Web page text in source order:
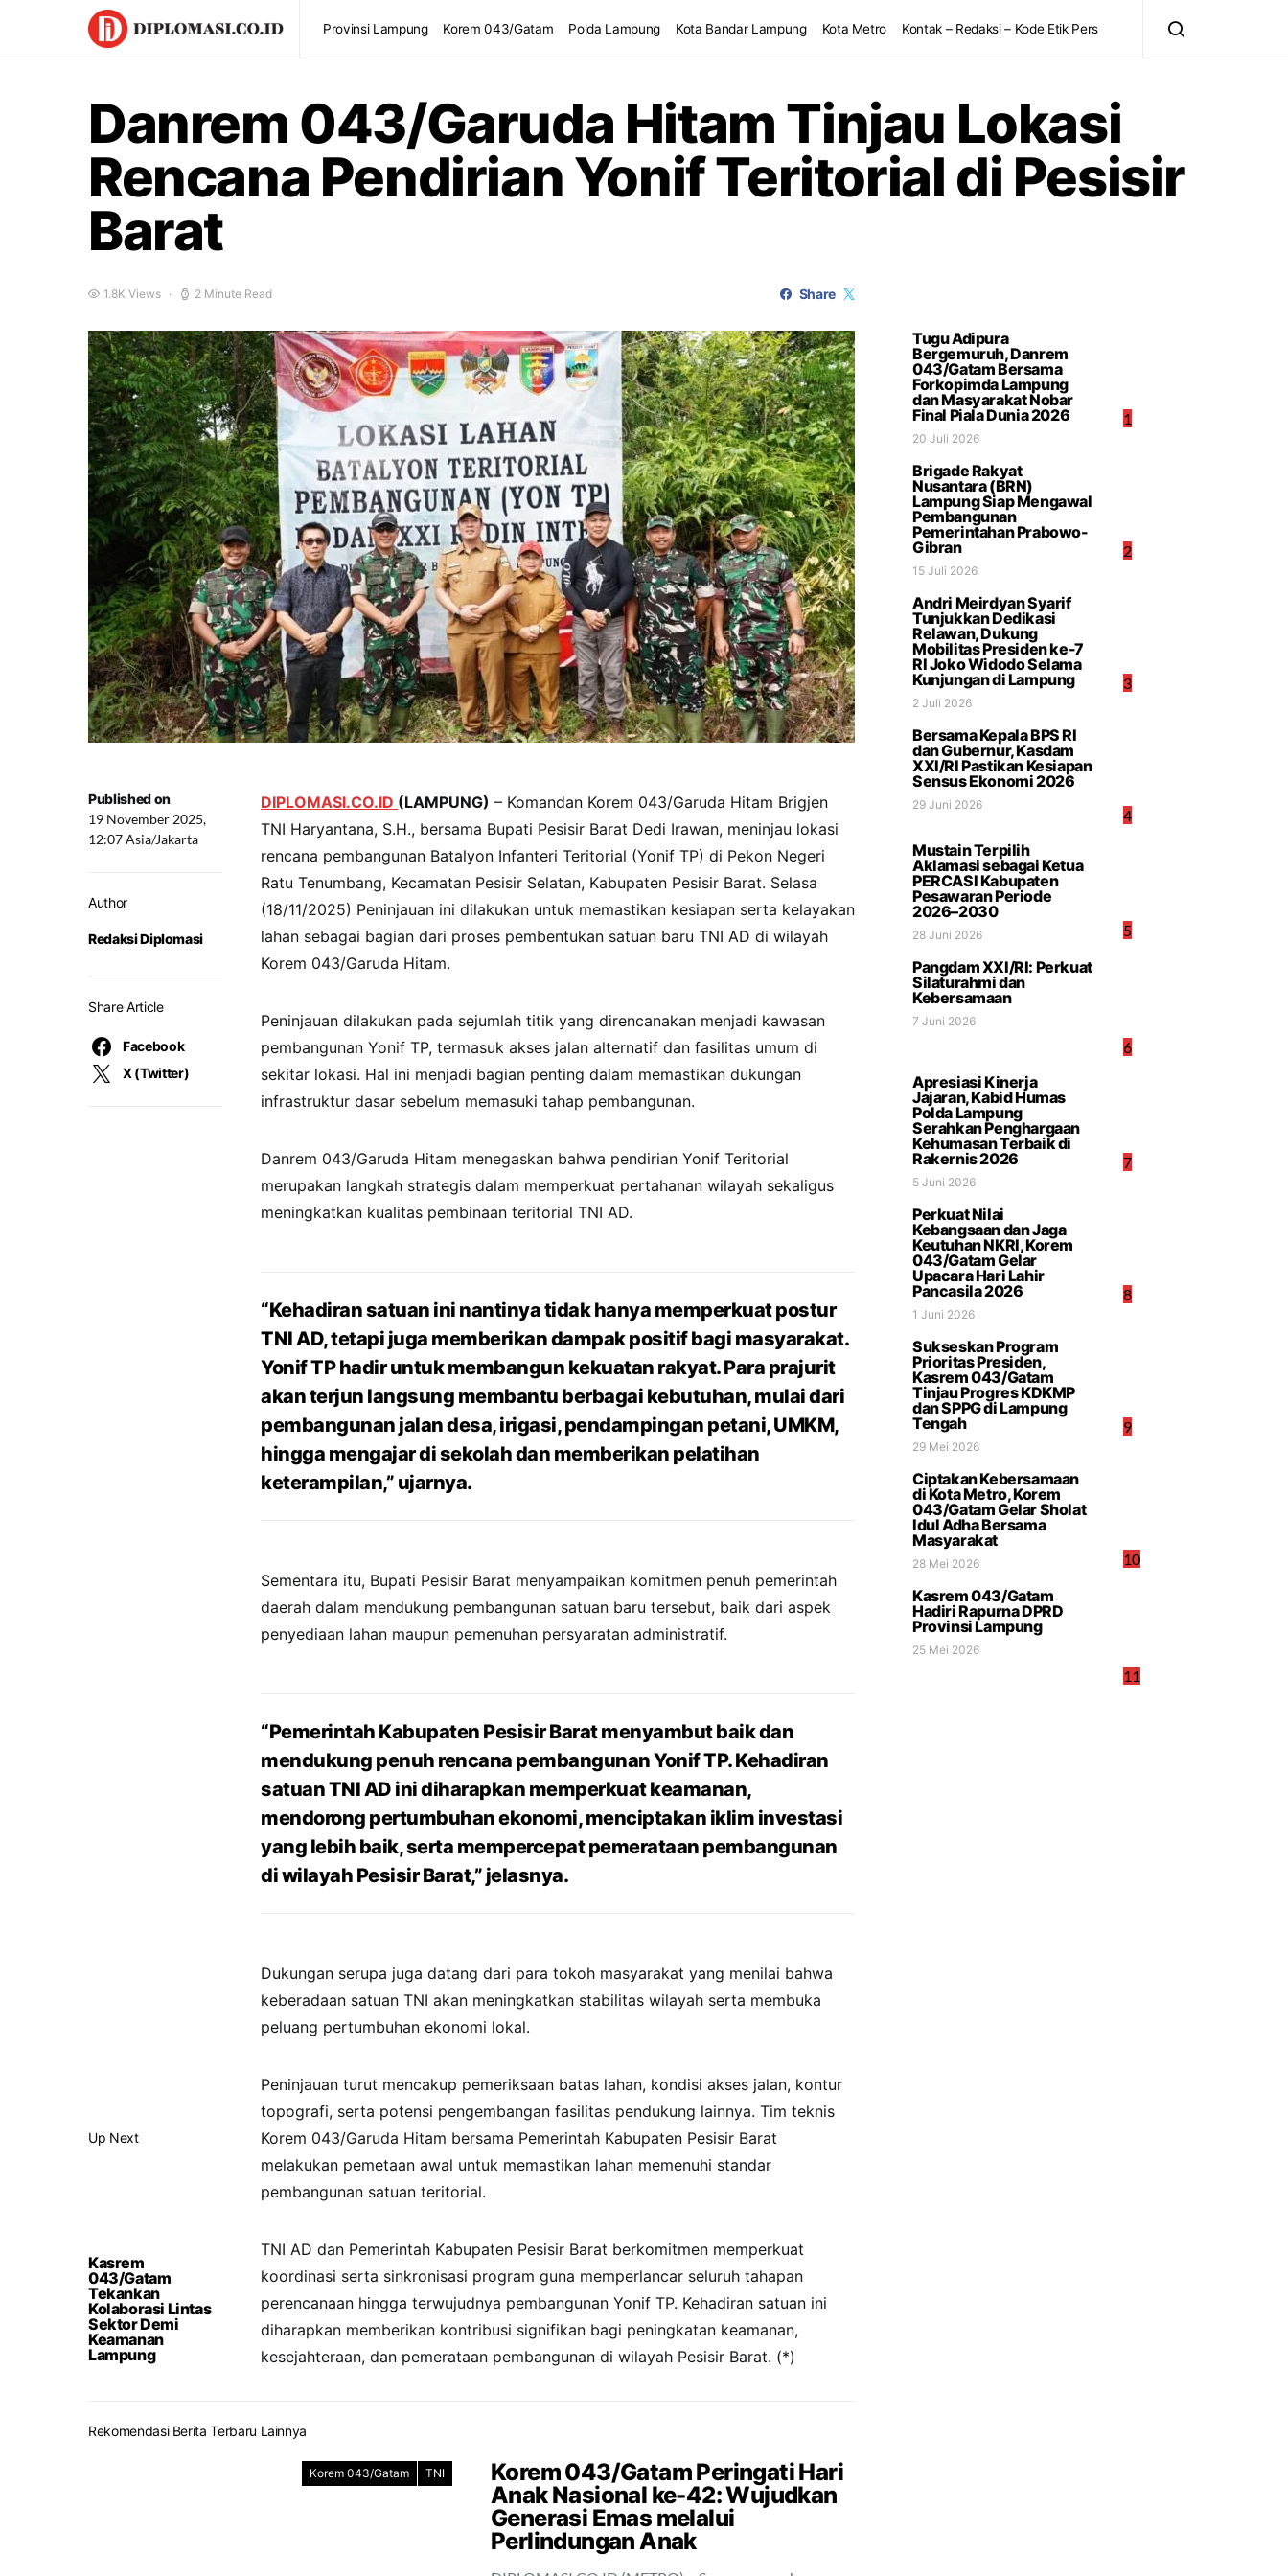
Provinsi Lampung Korem 043/Gatam Polda Lampung Kota Bandar Lampung Kota Metro Kontak – Redaksi – Kode Etik Pers
Danrem 043/Garuda Hitam Tinjau Lokasi
Rencana Pendirian Yonif Teritorial di Pesisir
Barat
1.8K Views 2 Minute Read Share
Up Next
Kasrem
043/Gatam
Tekankan
Kolaborasi Lintas
Sektor Demi
Keamanan
Lampung
Published on
19 November 2025,
12:07 Asia/Jakarta
Author
Redaksi Diplomasi
Share Article
Facebook
X (Twitter)
DIPLOMASI.CO.ID (LAMPUNG) – Komandan Korem 043/Garuda Hitam Brigjen
TNI Haryantana, S.H., bersama Bupati Pesisir Barat Dedi Irawan, meninjau lokasi
rencana pembangunan Batalyon Infanteri Teritorial (Yonif TP) di Pekon Negeri
Ratu Tenumbang, Kecamatan Pesisir Selatan, Kabupaten Pesisir Barat. Selasa
(18/11/2025) Peninjauan ini dilakukan untuk memastikan kesiapan serta kelayakan
lahan sebagai bagian dari proses pembentukan satuan baru TNI AD di wilayah
Korem 043/Garuda Hitam.
Peninjauan dilakukan pada sejumlah titik yang direncanakan menjadi kawasan
pembangunan Yonif TP, termasuk akses jalan alternatif dan fasilitas umum di
sekitar lokasi. Hal ini menjadi bagian penting dalam memastikan dukungan
infrastruktur dasar sebelum memasuki tahap pembangunan.
Danrem 043/Garuda Hitam menegaskan bahwa pendirian Yonif Teritorial
merupakan langkah strategis dalam memperkuat pertahanan wilayah sekaligus
meningkatkan kualitas pembinaan teritorial TNI AD.
“Kehadiran satuan ini nantinya tidak hanya memperkuat postur
TNI AD, tetapi juga memberikan dampak positif bagi masyarakat.
Yonif TP hadir untuk membangun kekuatan rakyat. Para prajurit
akan terjun langsung membantu berbagai kebutuhan, mulai dari
pembangunan jalan desa, irigasi, pendampingan petani, UMKM,
hingga mengajar di sekolah dan memberikan pelatihan
keterampilan,” ujarnya.
Sementara itu, Bupati Pesisir Barat menyampaikan komitmen penuh pemerintah
daerah dalam mendukung pembangunan satuan baru tersebut, baik dari aspek
penyediaan lahan maupun pemenuhan persyaratan administratif.
“Pemerintah Kabupaten Pesisir Barat menyambut baik dan
mendukung penuh rencana pembangunan Yonif TP. Kehadiran
satuan TNI AD ini diharapkan memperkuat keamanan,
mendorong pertumbuhan ekonomi, menciptakan iklim investasi
yang lebih baik, serta mempercepat pemerataan pembangunan
di wilayah Pesisir Barat,” jelasnya.
Dukungan serupa juga datang dari para tokoh masyarakat yang menilai bahwa
keberadaan satuan TNI akan meningkatkan stabilitas wilayah serta membuka
peluang pertumbuhan ekonomi lokal.
Peninjauan turut mencakup pemeriksaan batas lahan, kondisi akses jalan, kontur
topografi, serta potensi pengembangan fasilitas pendukung lainnya. Tim teknis
Korem 043/Garuda Hitam bersama Pemerintah Kabupaten Pesisir Barat
melakukan pemetaan awal untuk memastikan lahan memenuhi standar
pembangunan satuan teritorial.
TNI AD dan Pemerintah Kabupaten Pesisir Barat berkomitmen memperkuat
koordinasi serta sinkronisasi program guna memperlancar seluruh tahapan
perencanaan hingga terwujudnya pembangunan Yonif TP. Kehadiran satuan ini
diharapkan memberikan kontribusi signifikan bagi peningkatan keamanan,
kesejahteraan, dan pemerataan pembangunan di wilayah Pesisir Barat. (*)
Rekomendasi Berita Terbaru Lainnya
Korem 043/Gatam TNI
Korem 043/Gatam Peringati Hari
Anak Nasional ke-42: Wujudkan
Generasi Emas melalui
Perlindungan Anak
1
Tugu Adipura
Bergemuruh, Danrem
043/Gatam Bersama
Forkopimda Lampung
dan Masyarakat Nobar
Final Piala Dunia 2026
20 Juli 2026
2
Brigade Rakyat
Nusantara (BRN)
Lampung Siap Mengawal
Pembangunan
Pemerintahan Prabowo-
Gibran
15 Juli 2026
3
Andri Meirdyan Syarif
Tunjukkan Dedikasi
Relawan, Dukung
Mobilitas Presiden ke-7
RI Joko Widodo Selama
Kunjungan di Lampung
2 Juli 2026
4
Bersama Kepala BPS RI
dan Gubernur, Kasdam
XXI/RI Pastikan Kesiapan
Sensus Ekonomi 2026
29 Juni 2026
5
Mustain Terpilih
Aklamasi sebagai Ketua
PERCASI Kabupaten
Pesawaran Periode
2026–2030
28 Juni 2026
6
Pangdam XXI/RI: Perkuat
Silaturahmi dan
Kebersamaan
7 Juni 2026
7
Apresiasi Kinerja
Jajaran, Kabid Humas
Polda Lampung
Serahkan Penghargaan
Kehumasan Terbaik di
Rakernis 2026
5 Juni 2026
8
Perkuat Nilai
Kebangsaan dan Jaga
Keutuhan NKRI, Korem
043/Gatam Gelar
Upacara Hari Lahir
Pancasila 2026
1 Juni 2026
9
Sukseskan Program
Prioritas Presiden,
Kasrem 043/Gatam
Tinjau Progres KDKMP
dan SPPG di Lampung
Tengah
29 Mei 2026
10
Ciptakan Kebersamaan
di Kota Metro, Korem
043/Gatam Gelar Sholat
Idul Adha Bersama
Masyarakat
28 Mei 2026
11
Kasrem 043/Gatam
Hadiri Rapurna DPRD
Provinsi Lampung
25 Mei 2026